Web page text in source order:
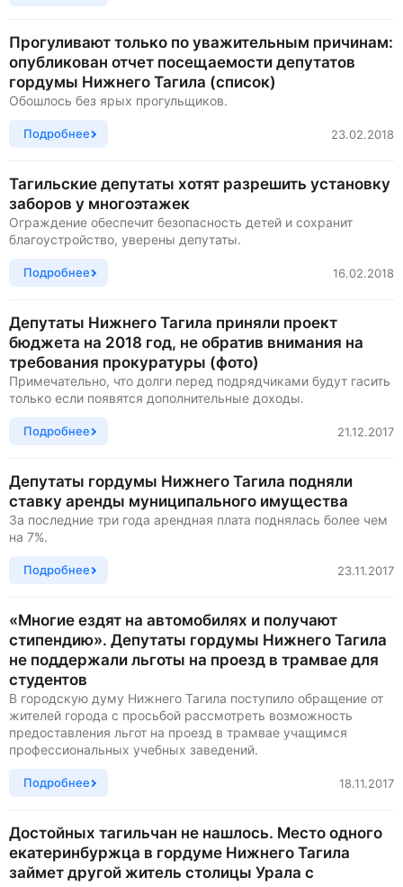
Прогуливают только по уважительным причинам:
опубликован отчет посещаемости депутатов
гордумы Нижнего Тагила (список)
Обошлось без ярых прогульщиков.
Подробнее 23.02.2018
Тагильские депутаты хотят разрешить установку
заборов у многоэтажек
Ограждение обеспечит безопасность детей и сохранит
благоустройство, уверены депутаты.
Подробнее 16.02.2018
Депутаты Нижнего Тагила приняли проект
бюджета на 2018 год, не обратив внимания на
требования прокуратуры (фото)
Примечательно, что долги перед подрядчиками будут гасить
только если появятся дополнительные доходы.
Подробнее 21.12.2017
Депутаты гордумы Нижнего Тагила подняли
ставку аренды муниципального имущества
За последние три года арендная плата поднялась более чем
на 7%.
Подробнее 23.11.2017
«Многие ездят на автомобилях и получают
стипендию». Депутаты гордумы Нижнего Тагила
не поддержали льготы на проезд в трамвае для
студентов
В городскую думу Нижнего Тагила поступило обращение от
жителей города с просьбой рассмотреть возможность
предоставления льгот на проезд в трамвае учащимся
профессиональных учебных заведений.
Подробнее 18.11.2017
Достойных тагильчан не нашлось. Место одного
екатеринбуржца в гордуме Нижнего Тагила
займет другой житель столицы Урала с